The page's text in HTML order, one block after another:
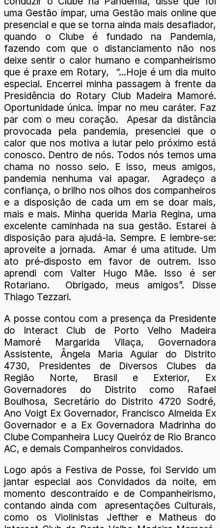
uma Gestão ímpar, uma Gestão mais online que
presencial e que se torna ainda mais desafiador,
quando o Clube é fundado na Pandemia,
fazendo com que o distanciamento não nos
deixe sentir o calor humano e companheirismo
que é praxe em Rotary, “...Hoje é um dia muito
especial. Encerrei minha passagem à frente da
Presidência do Rotary Club Madeira Mamoré.
Oportunidade única. Ímpar no meu caráter. Faz
par com o meu coração. Apesar da distância
provocada pela pandemia, presenciei que o
calor que nos motiva a lutar pelo próximo está
conosco. Dentro de nós. Todos nós temos uma
chama no nosso seio. E isso, meus amigos,
pandemia nenhuma vai apagar. Agradeço a
confiança, o brilho nos olhos dos companheiros
e a disposição de cada um em se doar mais,
mais e mais. Minha querida Maria Regina, uma
excelente caminhada na sua gestão. Estarei à
disposição para ajudá-la. Sempre. E lembre-se:
aproveite a jornada. Amar é uma atitude. Um
ato pré-disposto em favor de outrem. Isso
aprendi com Valter Hugo Mãe. Isso é ser
Rotariano. Obrigado, meus amigos”. Disse
Thiago Tezzari.
A posse contou com a presença da Presidente
do Interact Club de Porto Velho Madeira
Mamoré Margarida Vilaça, Governadora
Assistente, Ângela Maria Aguiar do Distrito
4730, Presidentes de Diversos Clubes da
Região Norte, Brasil e Exterior, Ex
Governadores do Distrito como Rafael
Boulhosa, Secretário do Distrito 4720 Sodré,
Ano Voigt Ex Governador, Francisco Almeida Ex
Governador e a Ex Governadora Madrinha do
Clube Companheira Lucy Queiróz de Rio Branco
AC, e demais Companheiros convidados.
Logo após a Festiva de Posse, foi Servido um
jantar especial aos Convidados da noite, em
momento descontraído e de Companheirismo,
contando ainda com apresentações Culturais,
como os Violinistas Jefther e Matheus do